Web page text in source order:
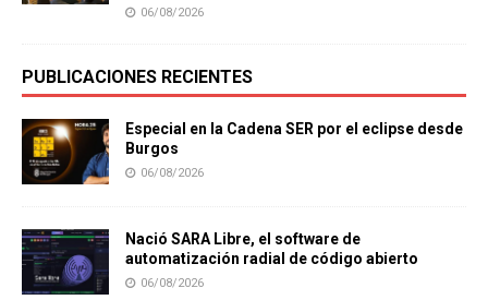
06/08/2026
PUBLICACIONES RECIENTES
Especial en la Cadena SER por el eclipse desde
Burgos
06/08/2026
Nació SARA Libre, el software de
automatización radial de código abierto
06/08/2026